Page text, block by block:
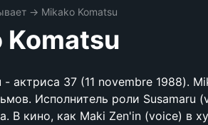
→ Mikako Komatsu
Komatsu
- актриса 37 (11 novembre 1988).
Исполнитель роли Susamaru
В кино, как Maki Zen'in (voice) в